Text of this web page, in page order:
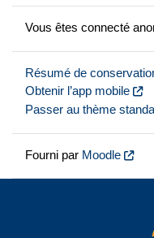
Vous êtes connecté
Résumé de
Obtenir l’app mobile
Passer au thème
Fourni par Moodle